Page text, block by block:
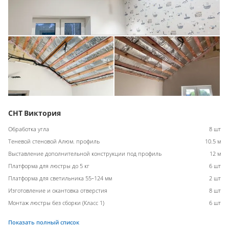
СНТ Виктория
Обработка угла
8 шт
Теневой стеновой Алюм. профиль
10.5 м
Выставление дополнительной конструкции под профиль
12 м
Платформа для люстры до 5 кг
6 шт
Платформа для светильника 55-124 мм
2 шт
Изготовление и окантовка отверстия
8 шт
Монтаж люстры без сборки (Класс 1)
6 шт
Показать полный список